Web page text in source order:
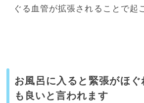
ぐる血管が拡張されることで起
お風呂に入ると緊張がほ
も良いと言われます